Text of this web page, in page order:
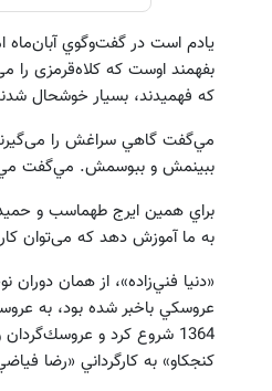
يادم است در گفت‌وگوي آبان‌ماه
بفهمند اوست كه کلاه‌قرمزی را
که فهمیدند، بسیار خوشحال
مي‌گفت گاهي سراغش را
ببینمش و ببوسمش. مي‌گفت
براي همين ايرج طهماسب و
به ما آموزش دهد که می‌توان
«دنيا فني‌زاده»، از همان
عروسكي باخبر شده بود، به
1364 شروع كرد و
كنجكاو» به كارگرداني «رضا